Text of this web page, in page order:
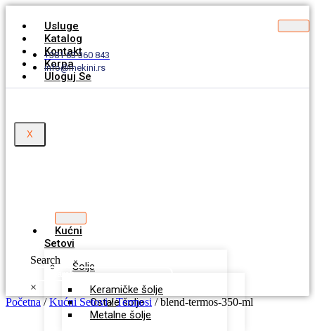
Usluge
Katalog
Kontakt
Korpa
Uloguj Se
X
+381 63 360 843
info@mekini.rs
Kućni
Setovi
Šolje
Keramičke šolje
Ostale šolje
Metalne šolje
Search
×
Početna/Kućni Setovi/Termosi/ blend-termos-350-ml